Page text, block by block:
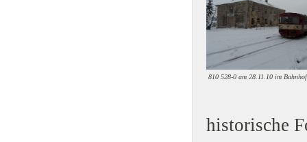
810 528-0 am 28.11.10 im
historische